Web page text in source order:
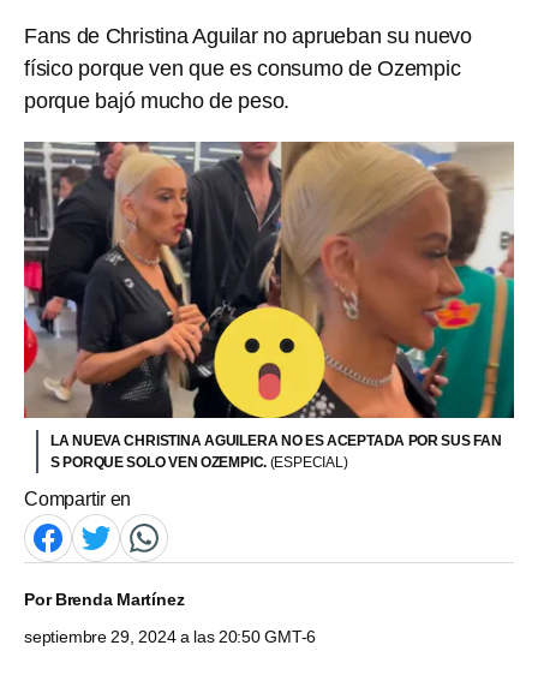
Fans de Christina Aguilar no aprueban su nuevo
físico porque ven que es consumo de Ozempic
porque bajó mucho de peso.
LA NUEVA CHRISTINA AGUILERA NO ES ACEPTADA POR SUS FAN
S PORQUE SOLO VEN OZEMPIC. (ESPECIAL)
Compartir en
PorBrenda Martínez
septiembre 29, 2024 a las 20:50 GMT-6